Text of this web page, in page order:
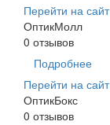
Перейти на сайт
ОптикМолл
0 отзывов
Подробнее
Перейти на сайт
ОптикБокс
0 отзывов